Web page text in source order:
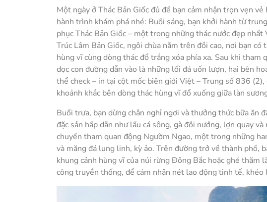
Một ngày ở Thác Bản Giốc đủ để bạn cảm nhận trọn vẹn
hành trình khám phá nhé: Buổi sáng, bạn khởi hành từ
phục Thác Bản Giốc – một trong những thác nước đẹp
Trúc Lâm Bản Giốc, ngôi chùa nằm trên đồi cao, nơi bạn
hùng vĩ cùng dòng thác đổ trắng xóa phía xa. Sau khi tham
dọc con đường dẫn vào là những lối đá uốn lượn, hai bên
thể check – in tại cột mốc biên giới Việt – Trung số 836
khoảnh khắc bên dòng thác hùng vĩ đổ xuống giữa làn
Buổi trưa, bạn dừng chân nghỉ ngơi và thưởng thức bữa ăn
đặc sản hấp dẫn như lẩu cá sông, gà đồi nướng, lợn quay
chuyến tham quan động Ngườm Ngao, một trong những
và măng đá lung linh, kỳ ảo. Trên đường trở về thành phố,
khung cảnh hùng vĩ của núi rừng Đông Bắc hoặc ghé
công truyền thống, để cảm nhận nét lao động tinh tế, khéo